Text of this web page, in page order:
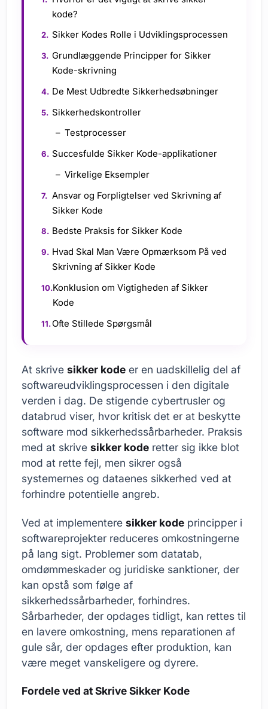
kode?
Sikker Kodes Rolle i Udviklingsprocessen
Grundlæggende Principper for Sikker
Kode-skrivning
De Mest Udbredte Sikkerhedsøbninger
Sikkerhedskontroller
Testprocesser
Succesfulde Sikker Kode-applikationer
Virkelige Eksempler
Ansvar og Forpligtelser ved Skrivning af
Sikker Kode
Bedste Praksis for Sikker Kode
Hvad Skal Man Være Opmærksom På ved
Skrivning af Sikker Kode
Konklusion om Vigtigheden af Sikker
Kode
Ofte Stillede Spørgsmål
At skrive sikker kode er en uadskillelig del af
softwareudviklingsprocessen i den digitale
verden i dag. De stigende cybertrusler og
databrud viser, hvor kritisk det er at beskytte
software mod sikkerhedssårbarheder. Praksis
med at skrive sikker kode retter sig ikke blot
mod at rette fejl, men sikrer også
systemernes og dataenes sikkerhed ved at
forhindre potentielle angreb.
Ved at implementere sikker kode principper i
softwareprojekter reduceres omkostningerne
på lang sigt. Problemer som datatab,
omdømmeskader og juridiske sanktioner, der
kan opstå som følge af
sikkerhedssårbarheder, forhindres.
Sårbarheder, der opdages tidligt, kan rettes til
en lavere omkostning, mens reparationen af
gule sår, der opdages efter produktion, kan
være meget vanskeligere og dyrere.
Fordele ved at Skrive Sikker Kode